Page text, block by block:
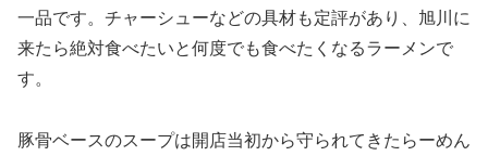
一品です。チャーシューなどの具材も定評があり、旭川に
来たら絶対食べたいと何度でも食べたくなるラーメンで
す。
豚骨ベースのスープは開店当初から守られてきたらーめん